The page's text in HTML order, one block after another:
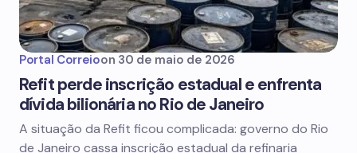
Portal Correioon 30 de maio de 2026
Refit perde inscrição estadual e enfrenta
dívida bilionária no Rio de Janeiro
A situação da Refit ficou complicada: governo do Rio
de Janeiro cassa inscrição estadual da refinaria